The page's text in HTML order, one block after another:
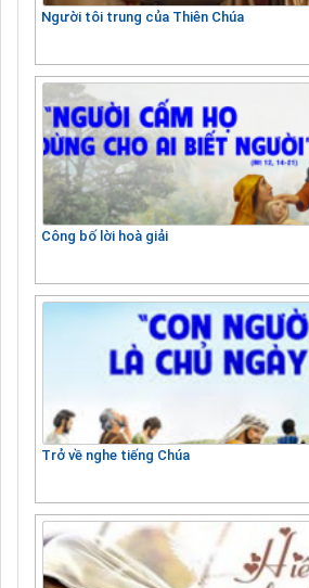
Người tôi trung của Thiên Chúa
Công bố lời hoà giải
Trở về nghe tiếng Chúa